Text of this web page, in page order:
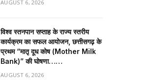
AUGUST 6, 2026
विश्व स्तनपान सप्ताह के राज्य स्तरीय
कार्यक्रम का सफल आयोजन, छत्तीसगढ़ के
प्रथम “मातृ दूध कोष (Mother Milk
Bank)” की घोषणा……
AUGUST 6, 2026